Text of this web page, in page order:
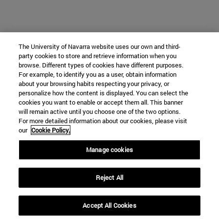
The University of Navarra website uses our own and third-
party cookies to store and retrieve information when you
browse. Different types of cookies have different purposes.
For example, to identify you as a user, obtain information
about your browsing habits respecting your privacy, or
personalize how the content is displayed. You can select the
cookies you want to enable or accept them all. This banner
will remain active until you choose one of the two options.
For more detailed information about our cookies, please visit
our Cookie Policy.
Manage cookies
Reject All
Accept All Cookies